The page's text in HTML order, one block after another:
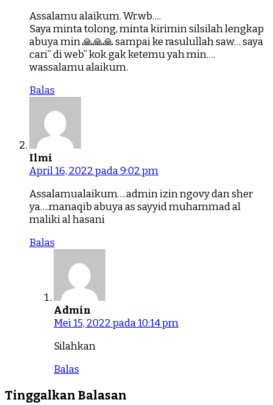
Assalamu alaikum. Wr.wb….
Saya minta tolong, minta kirimin silsilah lengkap
abuya min 🙏🙏🙏 sampai ke rasulullah saw… saya
cari” di web” kok gak ketemu yah min….
wassalamu alaikum.
Balas
Ilmi
April 16, 2022 pada 9:02 pm
Assalamualaikum….admin izin ngovy dan sher
ya….manaqib abuya as sayyid muhammad al
maliki al hasani
Balas
Admin
Mei 15, 2022 pada 10:14 pm
Silahkan
Balas
Tinggalkan Balasan